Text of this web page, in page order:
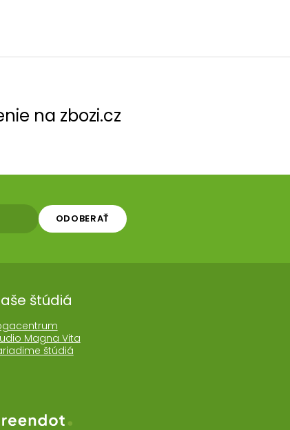
na zbozi.cz
ODOBERAŤ
štúdiá
Magna Vita
štúdiá
realizoval Greendot